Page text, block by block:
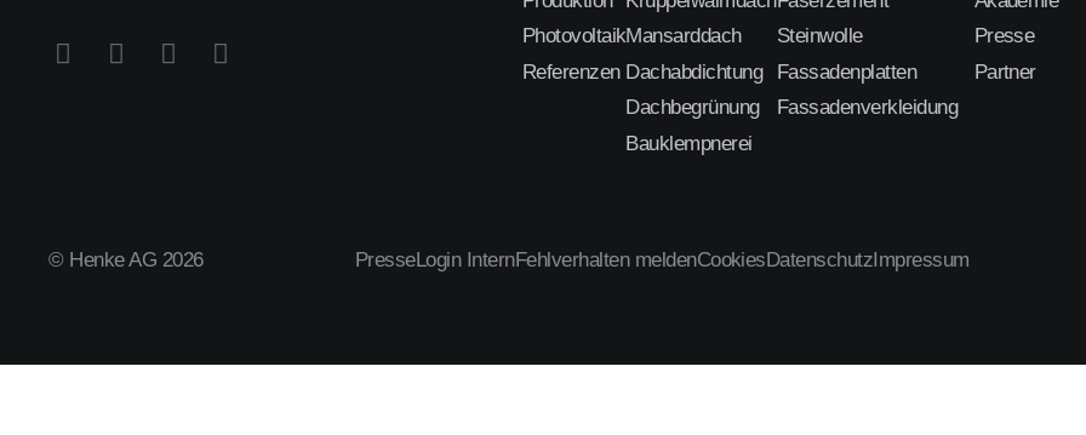
Photovoltaik
Referenzen
Mansarddach
Dachabdichtung
Dachbegrünung
Bauklempnerei
Steinwolle
Fassadenplatten
Fassadenverkleidung
Presse
Partner
© Henke AG 2026 PresseLogin InternFehlverhalten meldenCookiesDatenschutzImpressum